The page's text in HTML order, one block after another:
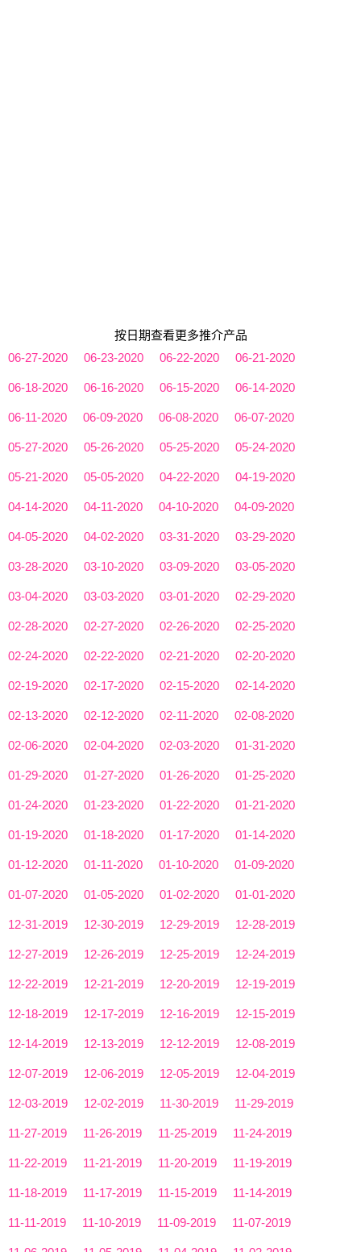
按日期查看更多推介产品
06-27-2020
06-23-2020 06-22-2020 06-21-2020
06-18-2020 06-16-2020 06-15-2020 06-14-2020
06-11-2020 06-09-2020 06-08-2020 06-07-2020
05-27-2020 05-26-2020 05-25-2020 05-24-2020
05-21-2020 05-05-2020 04-22-2020 04-19-2020
04-14-2020 04-11-2020 04-10-2020 04-09-2020
04-05-2020 04-02-2020 03-31-2020 03-29-2020
03-28-2020 03-10-2020 03-09-2020 03-05-2020
03-04-2020 03-03-2020 03-01-2020 02-29-2020
02-28-2020 02-27-2020 02-26-2020 02-25-2020
02-24-2020 02-22-2020 02-21-2020 02-20-2020
02-19-2020 02-17-2020 02-15-2020 02-14-2020
02-13-2020 02-12-2020 02-11-2020 02-08-2020
02-06-2020 02-04-2020 02-03-2020 01-31-2020
01-29-2020 01-27-2020 01-26-2020 01-25-2020
01-24-2020 01-23-2020 01-22-2020 01-21-2020
01-19-2020 01-18-2020 01-17-2020 01-14-2020
01-12-2020 01-11-2020 01-10-2020 01-09-2020
01-07-2020 01-05-2020 01-02-2020 01-01-2020
12-31-2019 12-30-2019 12-29-2019 12-28-2019
12-27-2019 12-26-2019 12-25-2019 12-24-2019
12-22-2019 12-21-2019 12-20-2019 12-19-2019
12-18-2019 12-17-2019 12-16-2019 12-15-2019
12-14-2019 12-13-2019 12-12-2019 12-08-2019
12-07-2019 12-06-2019 12-05-2019 12-04-2019
12-03-2019 12-02-2019 11-30-2019 11-29-2019
11-27-2019 11-26-2019 11-25-2019 11-24-2019
11-22-2019 11-21-2019 11-20-2019 11-19-2019
11-18-2019 11-17-2019 11-15-2019 11-14-2019
11-11-2019 11-10-2019 11-09-2019 11-07-2019